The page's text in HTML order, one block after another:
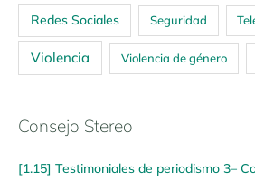
Redes Sociales Seguridad
Violencia Violencia de género
Consejo Stereo
[1.15] Testimoniales de periodismo 3–